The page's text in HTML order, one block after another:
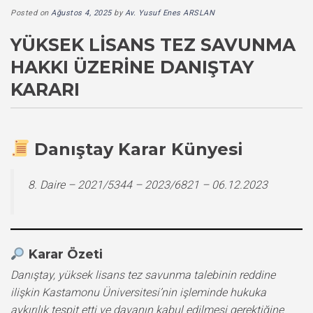
Posted on Ağustos 4, 2025byAv. Yusuf Enes ARSLAN
YÜKSEK LISANS TEZ SAVUNMA
HAKKI ÜZERINE DANIŞTAY
KARARI
Danıştay Karar Künyesi
8. Daire – 2021/5344 – 2023/6821 – 06.12.2023
Karar Özeti
Danıştay, yüksek lisans tez savunma talebinin reddine
ilişkin Kastamonu Üniversitesi’nin işleminde hukuka
aykırılık tespit etti ve davanın kabul edilmesi gerektiğine